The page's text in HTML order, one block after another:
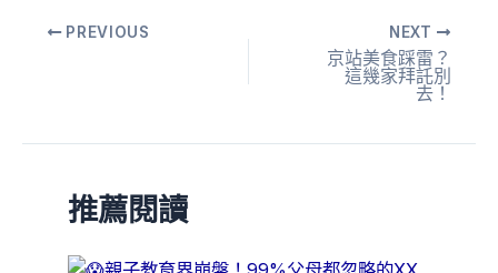
PREVIOUS NEXT
京站美食踩雷？
這幾家拜託別
去！
推薦閱讀